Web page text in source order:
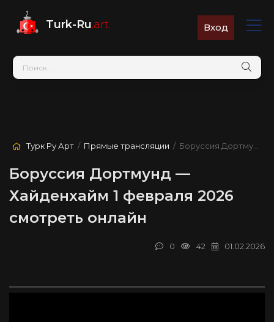
Turk-Ru.art Вход
Турк Ру Арт / Прямые трансляции / Боруссия Дортмунд — Хайденхайм
Боруссия Дортмунд —
Хайденхайм 1 февраля 2026
смотреть онлайн
01.02.2026
42
0